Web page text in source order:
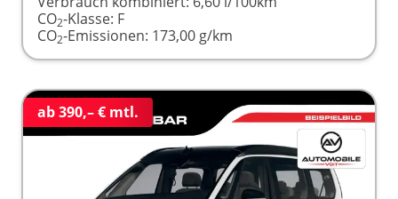
CO2-Klasse: F
CO2-Emissionen: 173,00 g/km
ab 390,– € mtl.